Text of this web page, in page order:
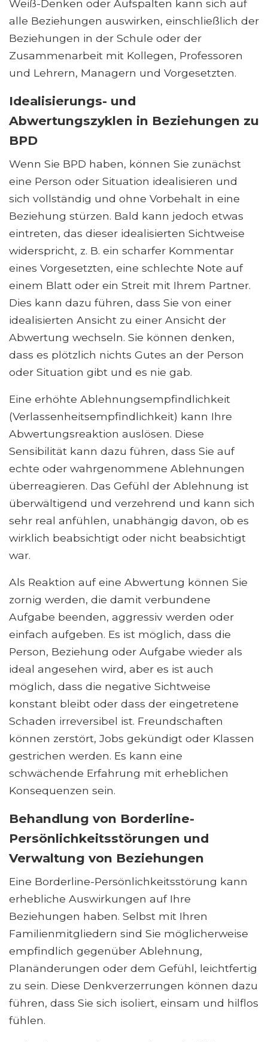
Weiß-Denken oder Aufspalten kann sich auf
alle Beziehungen auswirken, einschließlich der
Beziehungen in der Schule oder der
Zusammenarbeit mit Kollegen, Professoren
und Lehrern, Managern und Vorgesetzten.
Idealisierungs- und
Abwertungszyklen in Beziehungen zu
BPD
Wenn Sie BPD haben, können Sie zunächst
eine Person oder Situation idealisieren und
sich vollständig und ohne Vorbehalt in eine
Beziehung stürzen. Bald kann jedoch etwas
eintreten, das dieser idealisierten Sichtweise
widerspricht, z. B. ein scharfer Kommentar
eines Vorgesetzten, eine schlechte Note auf
einem Blatt oder ein Streit mit Ihrem Partner.
Dies kann dazu führen, dass Sie von einer
idealisierten Ansicht zu einer Ansicht der
Abwertung wechseln. Sie können denken,
dass es plötzlich nichts Gutes an der Person
oder Situation gibt und es nie gab.
Eine erhöhte Ablehnungsempfindlichkeit
(Verlassenheitsempfindlichkeit) kann Ihre
Abwertungsreaktion auslösen. Diese
Sensibilität kann dazu führen, dass Sie auf
echte oder wahrgenommene Ablehnungen
überreagieren. Das Gefühl der Ablehnung ist
überwältigend und verzehrend und kann sich
sehr real anfühlen, unabhängig davon, ob es
wirklich beabsichtigt oder nicht beabsichtigt
war.
Als Reaktion auf eine Abwertung können Sie
zornig werden, die damit verbundene
Aufgabe beenden, aggressiv werden oder
einfach aufgeben. Es ist möglich, dass die
Person, Beziehung oder Aufgabe wieder als
ideal angesehen wird, aber es ist auch
möglich, dass die negative Sichtweise
konstant bleibt oder dass der eingetretene
Schaden irreversibel ist. Freundschaften
können zerstört, Jobs gekündigt oder Klassen
gestrichen werden. Es kann eine
schwächende Erfahrung mit erheblichen
Konsequenzen sein.
Behandlung von Borderline-
Persönlichkeitsstörungen und
Verwaltung von Beziehungen
Eine Borderline-Persönlichkeitsstörung kann
erhebliche Auswirkungen auf Ihre
Beziehungen haben. Selbst mit Ihren
Familienmitgliedern sind Sie möglicherweise
empfindlich gegenüber Ablehnung,
Planänderungen oder dem Gefühl, leichtfertig
zu sein. Diese Denkverzerrungen können dazu
führen, dass Sie sich isoliert, einsam und hilflos
fühlen.